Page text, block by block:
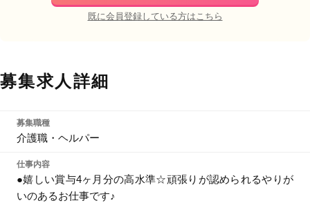
既に会員登録している方はこちら
募集求人詳細
募集職種
介護職・ヘルパー
仕事内容
●嬉しい賞与4ヶ月分の高水準☆頑張りが認められるやりが
いのあるお仕事です♪